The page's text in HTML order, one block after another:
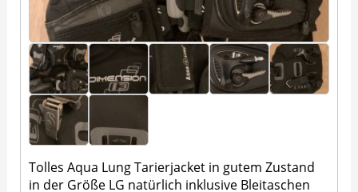
Tolles Aqua Lung Tarierjacket in gutem Zustand
in der Größe LG natürlich inklusive Bleitaschen